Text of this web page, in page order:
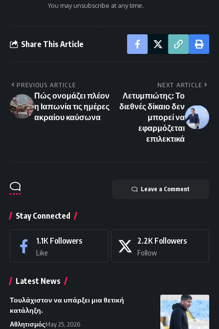
You may unsubscribe at any time.
Share This Article
PREVIOUS ARTICLE
Πώς ονομάζει πλέον
η Ιαπωνία τις ημέρες
ακραίου καύσωνα
NEXT ARTICLE
Λετυμπιώτης: Το
διεθνές δίκαιο δεν
μπορεί να
εφαρμόζεται
επιλεκτικά
Leave a Comment
Stay Connected
1.1K Followers
Like
2.2K Followers
Follow
Latest News
Τουλάχιστον να υπάρξει μια θετική
κατάληξη.
ΑθλητισμόςMay 25, 2026